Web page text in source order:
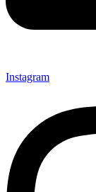
Instagram